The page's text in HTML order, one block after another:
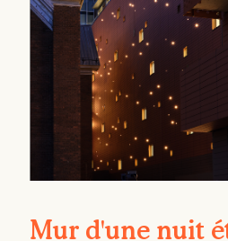
Mur d'une nuit